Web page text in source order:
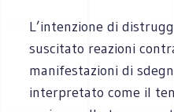
L’intenzione di
suscitato reazioni
manifestazioni di
interpretato come il